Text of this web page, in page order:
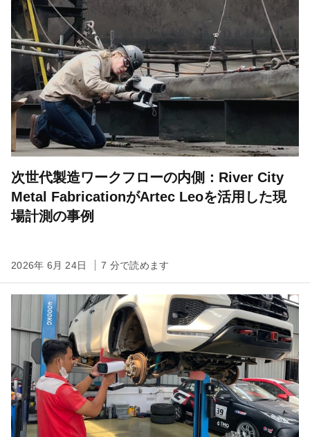
次世代製造ワークフローの内側：River City
Metal FabricationがArtec Leoを活用した現
場計測の事例
2026年 6月 24日 7 分で読めます